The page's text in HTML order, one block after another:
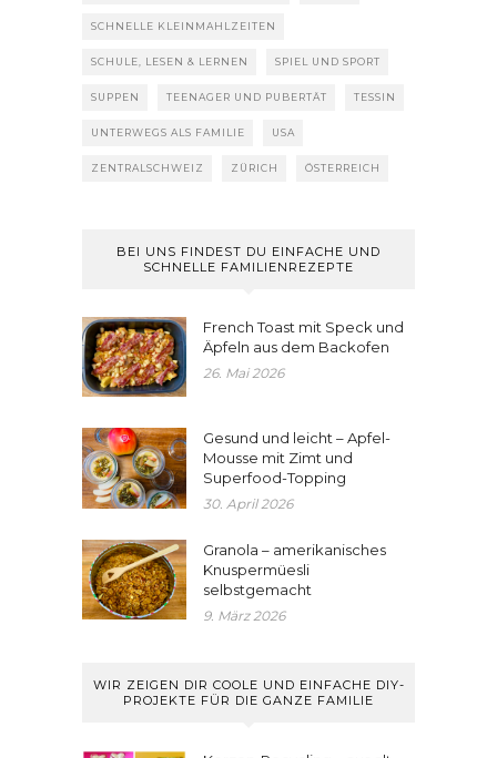
SCHNELLE KLEINMAHLZEITEN
SCHULE, LESEN & LERNEN SPIEL UND SPORT
SUPPEN TEENAGER UND PUBERTÄT TESSIN
UNTERWEGS ALS FAMILIE USA
ZENTRALSCHWEIZ ZÜRICH ÖSTERREICH
BEI UNS FINDEST DU EINFACHE UND
SCHNELLE FAMILIENREZEPTE
French Toast mit Speck und
Äpfeln aus dem Backofen
26. Mai 2026
Gesund und leicht – Apfel-
Mousse mit Zimt und
Superfood-Topping
30. April 2026
Granola – amerikanisches
Knuspermüesli
selbstgemacht
9. März 2026
WIR ZEIGEN DIR COOLE UND EINFACHE DIY-
PROJEKTE FÜR DIE GANZE FAMILIE